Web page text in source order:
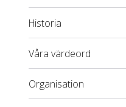
Historia
Våra värdeord
Organisation